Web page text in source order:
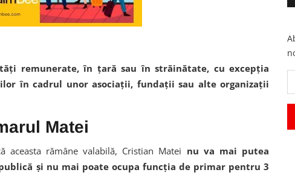
remunerate, în ţară sau în străinătate, cu excepţia
în cadrul unor asociaţii, fundaţii sau alte organizaţii
Matei
aceasta rămâne valabilă, Cristian Matei nu va mai putea
și nu mai poate ocupa funcția de primar pentru 3